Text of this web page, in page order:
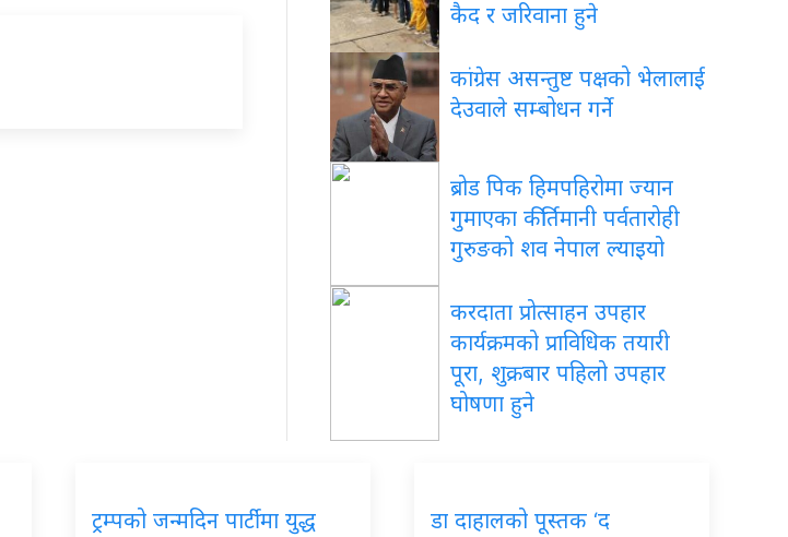
कैद र जरिवाना हुने
कांग्रेस असन्तुष्ट पक्षको भेलालाई
देउवाले सम्बोधन गर्ने
ब्रोड पिक हिमपहिरोमा ज्यान
गुमाएका कीर्तिमानी पर्वतारोही
गुरुङको शव नेपाल ल्याइयो
करदाता प्रोत्साहन उपहार
कार्यक्रमको प्राविधिक तयारी
पूरा, शुक्रबार पहिलो उपहार
घोषणा हुने
ट्रम्पको जन्मदिन पार्टीमा युद्ध
डा दाहालको पूस्तक ‘द